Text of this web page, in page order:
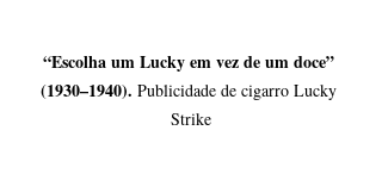
“Escolha um Lucky em vez de um doce”
(1930–1940). Publicidade de cigarro Lucky
Strike